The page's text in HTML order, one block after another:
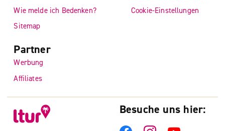
Wie melde ich Bedenken?
Sitemap
Cookie-Einstellungen
Partner
Werbung
Affiliates
Besuche uns hier: